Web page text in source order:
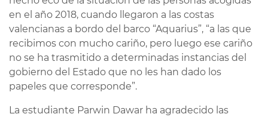
en el año 2018, cuando llegaron a las costas
valencianas a bordo del barco “Aquarius”, “a las que
recibimos con mucho cariño, pero luego ese cariño
no se ha trasmitido a determinadas instancias del
gobierno del Estado que no les han dado los
papeles que corresponde”.
La estudiante Parwin Dawar ha agradecido las